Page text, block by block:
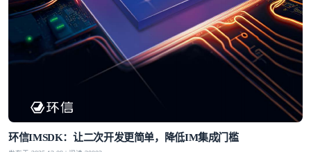
环信IMSDK：让二次开发更简单，降低IM集成门槛